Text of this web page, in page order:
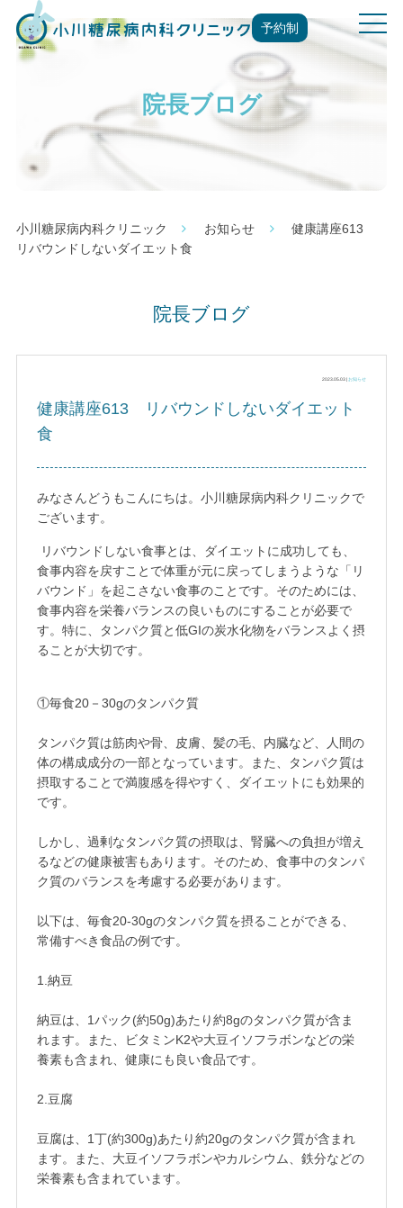
予約制
t
o
g
院長ブログ
小川糖尿病内科クリニック お知らせ
健康講座613
リバウンドしないダイエット食
院長ブログ
2023.05.03 |お知らせ
健康講座613 リバウンドしないダイエット
食
みなさんどうもこんにちは。小川糖尿病内科クリニックで
ございます。
リバウンドしない食事とは、ダイエットに成功しても、
食事内容を戻すことで体重が元に戻ってしまうような「リ
バウンド」を起こさない食事のことです。そのためには、
食事内容を栄養バランスの良いものにすることが必要で
す。特に、タンパク質と低GIの炭水化物をバランスよく摂
ることが大切です。
①毎食20－30gのタンパク質
タンパク質は筋肉や骨、皮膚、髪の毛、内臓など、人間の
体の構成成分の一部となっています。また、タンパク質は
摂取することで満腹感を得やすく、ダイエットにも効果的
です。
しかし、過剰なタンパク質の摂取は、腎臓への負担が増え
るなどの健康被害もあります。そのため、食事中のタンパ
ク質のバランスを考慮する必要があります。
以下は、毎食20-30gのタンパク質を摂ることができる、
常備すべき食品の例です。
1.納豆
納豆は、1パック(約50g)あたり約8gのタンパク質が含ま
れます。また、ビタミンK2や大豆イソフラボンなどの栄
養素も含まれ、健康にも良い食品です。
2.豆腐
豆腐は、1丁(約300g)あたり約20gのタンパク質が含まれ
ます。また、大豆イソフラボンやカルシウム、鉄分などの
栄養素も含まれています。